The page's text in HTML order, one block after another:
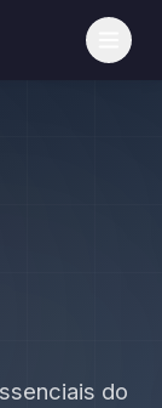
do